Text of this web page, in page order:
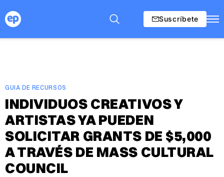
Suscríbete
GUIA DE RECURSOS
INDIVIDUOS CREATIVOS Y
ARTISTAS YA PUEDEN
SOLICITAR GRANTS DE $5,000
A TRAVÉS DE MASS CULTURAL
COUNCIL